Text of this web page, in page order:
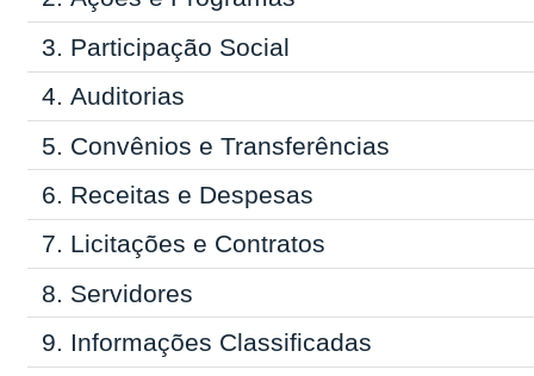
3. Participação Social
4. Auditorias
5. Convênios e Transferências
6. Receitas e Despesas
7. Licitações e Contratos
8. Servidores
9. Informações Classificadas